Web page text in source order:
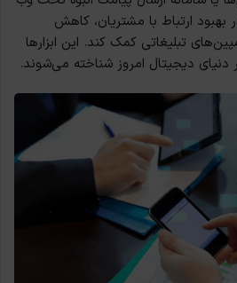
ارتباط با مشتریان، کاهش
تبلیغاتی کمک کند. این ابزارها
دنیای دیجیتال امروز شناخته می‌شوند.